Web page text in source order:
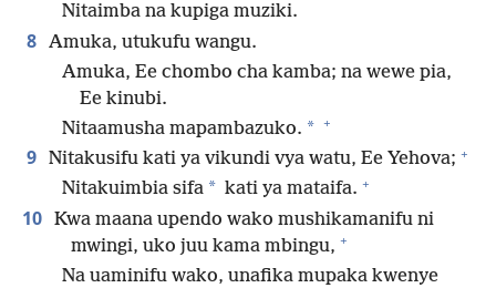
Nitaimba na kupiga muziki.
8 Amuka, utukufu wangu.
Amuka, Ee chombo cha kamba; na wewe pia,
Ee kinubi.
Nitaamusha mapambazuko. * +
9 Nitakusifu kati ya vikundi vya watu, Ee Yehova; +
Nitakuimbia sifa * kati ya mataifa. +
10 Kwa maana upendo wako mushikamanifu ni
mwingi, uko juu kama mbingu, +
Na uaminifu wako, unafika mupaka kwenye